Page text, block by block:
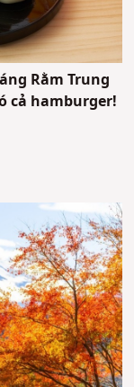
Rằm Trung
cả hamburger!